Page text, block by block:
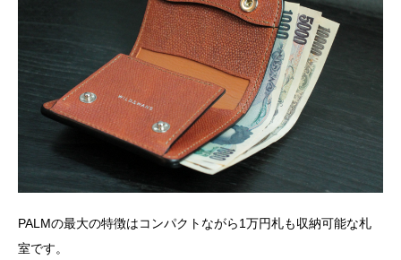
PALMの最大の特徴はコンパクトながら1万円札も収納可能な札
室です。